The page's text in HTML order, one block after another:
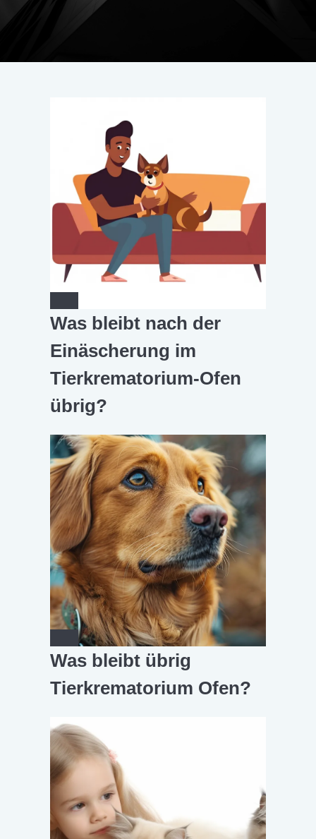
Was bleibt nach der
Einäscherung im
Tierkrematorium-Ofen
übrig?
Was bleibt übrig
Tierkrematorium Ofen?